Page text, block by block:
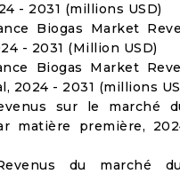
- 2031 (millions USD)
Biogas Market
- 2031 (Million USD)
Biogas Market
2024 - 2031 (millions
sur le marché
matière première,
du marché